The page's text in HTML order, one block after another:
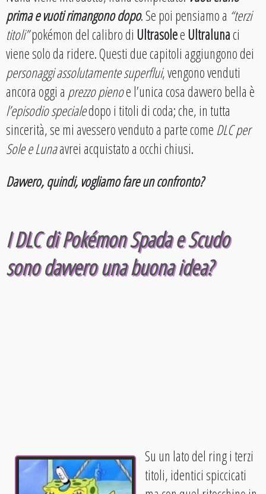
prima e vuoti rimangono dopo. Se poi pensiamo a “terzi
titoli”pokémon del calibro di UltrasoleeUltralunaci
viene solo da ridere. Questi due capitoli aggiungono dei
personaggi assolutamente superflui, vengono venduti
ancora oggi a prezzo pienoe l’unica cosa davvero bella è
l’episodio specialedopo i titoli di coda; che, in tutta
sincerità, se mi avessero venduto a parte come DLC per
Sole e Lunaavrei acquistato a occhi chiusi.
Davvero, quindi, vogliamo fare un confronto?
I DLC di Pokémon Spada e Scudo
sono davvero una buona idea?
Su un lato del ring i terzi
titoli, identici spiccicati